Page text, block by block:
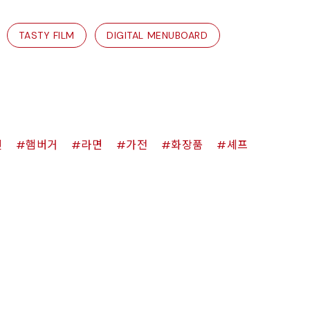
TASTY FILM DIGITAL MENUBOARD
햄버거 라면 가전 화장품 셰프